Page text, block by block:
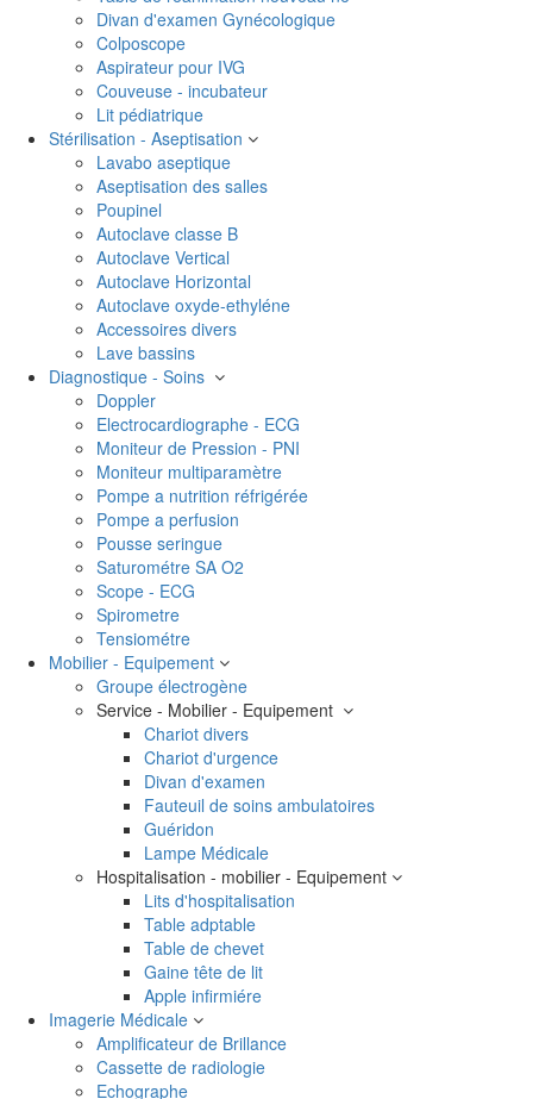
Divan d'examen Gynécologique
Colposcope
Aspirateur pour IVG
Couveuse - incubateur
Lit pédiatrique
Stérilisation - Aseptisation
Lavabo aseptique
Aseptisation des salles
Poupinel
Autoclave classe B
Autoclave Vertical
Autoclave Horizontal
Autoclave oxyde-ethyléne
Accessoires divers
Lave bassins
Diagnostique - Soins
Doppler
Electrocardiographe - ECG
Moniteur de Pression - PNI
Moniteur multiparamètre
Pompe a nutrition réfrigérée
Pompe a perfusion
Pousse seringue
Saturométre SA O2
Scope - ECG
Spirometre
Tensiométre
Mobilier - Equipement
Groupe électrogène
Service - Mobilier - Equipement
Chariot divers
Chariot d'urgence
Divan d'examen
Fauteuil de soins ambulatoires
Guéridon
Lampe Médicale
Hospitalisation - mobilier - Equipement
Lits d'hospitalisation
Table adptable
Table de chevet
Gaine tête de lit
Apple infirmiére
Imagerie Médicale
Amplificateur de Brillance
Cassette de radiologie
Echographe